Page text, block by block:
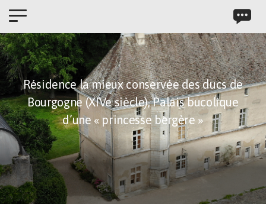
Résidence la mieux conservée des ducs de
Bourgogne (XIVe siècle),Palais bucolique
d’une « princesse bergère »
Panneau de gestion des cookies